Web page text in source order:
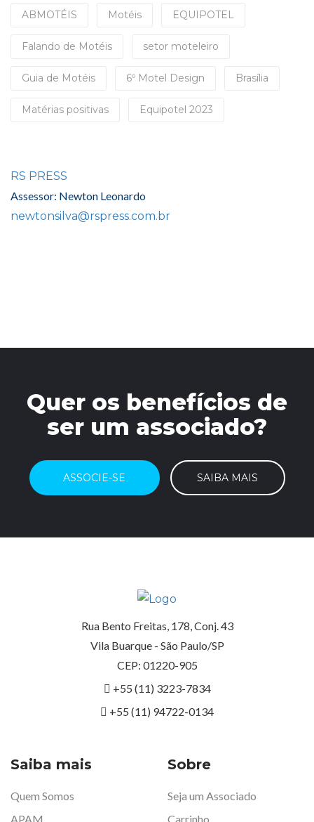
ABMOTÉIS Motéis EQUIPOTEL
Falando de Motéis setor moteleiro
Guia de Motéis 6º Motel Design Brasília
Matérias positivas Equipotel 2023
RS PRESS
Assessor: Newton Leonardo
newtonsilva@rspress.com.br
Quer os benefícios de
ser um associado?
ASSOCIE-SE SAIBA MAIS
Rua Bento Freitas, 178, Conj. 43
Vila Buarque - São Paulo/SP
CEP: 01220-905
+55 (11) 3223-7834
+55 (11) 94722-0134
Saiba mais
Quem Somos
APAM
Sobre
Seja um Associado
Carrinho